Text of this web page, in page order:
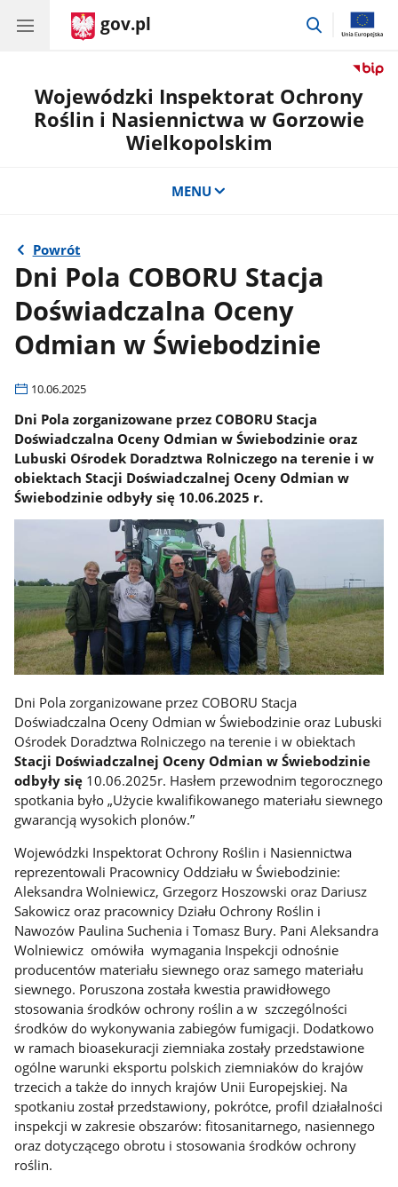
gov.pl
przejdź
Wojewódzki Inspektorat Ochrony
Roślin i Nasiennictwa w Gorzowie
Wielkopolskim
MENU
Powrót
Dni Pola COBORU Stacja
Doświadczalna Oceny
Odmian w Świebodzinie
10.06.2025
Dni Pola zorganizowane przez COBORU Stacja
Doświadczalna Oceny Odmian w Świebodzinie oraz
Lubuski Ośrodek Doradztwa Rolniczego na terenie i w
obiektach Stacji Doświadczalnej Oceny Odmian w
Świebodzinie odbyły się 10.06.2025 r.
Dni Pola zorganizowane przez COBORU Stacja
Doświadczalna Oceny Odmian w Świebodzinie oraz Lubuski
Ośrodek Doradztwa Rolniczego na terenie i w obiektach
Stacji Doświadczalnej Oceny Odmian w Świebodzinie
odbyły się 10.06.2025r. Hasłem przewodnim tegorocznego
spotkania było „Użycie kwalifikowanego materiału siewnego
gwarancją wysokich plonów.”
Wojewódzki Inspektorat Ochrony Roślin i Nasiennictwa
reprezentowali Pracownicy Oddziału w Świebodzinie:
Aleksandra Wolniewicz, Grzegorz Hoszowski oraz Dariusz
Sakowicz oraz pracownicy Działu Ochrony Roślin i
Nawozów Paulina Suchenia i Tomasz Bury. Pani Aleksandra
Wolniewicz omówiła wymagania Inspekcji odnośnie
producentów materiału siewnego oraz samego materiału
siewnego. Poruszona została kwestia prawidłowego
stosowania środków ochrony roślin a w szczególności
środków do wykonywania zabiegów fumigacji. Dodatkowo
w ramach bioasekuracji ziemniaka zostały przedstawione
ogólne warunki eksportu polskich ziemniaków do krajów
trzecich a także do innych krajów Unii Europejskiej. Na
spotkaniu został przedstawiony, pokrótce, profil działalności
inspekcji w zakresie obszarów: fitosanitarnego, nasiennego
oraz dotyczącego obrotu i stosowania środków ochrony
roślin.